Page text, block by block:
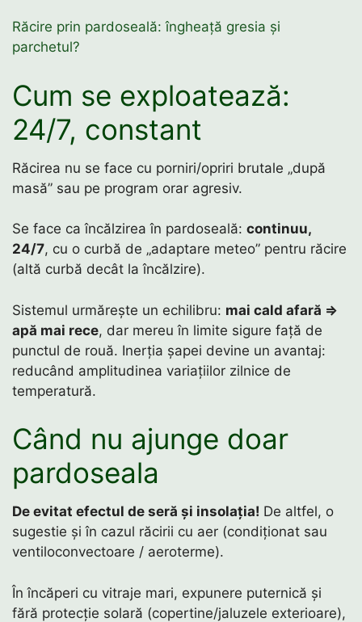
Răcire prin pardoseală: îngheață gresia și
parchetul?
Cum se exploatează:
24/7, constant
Răcirea nu se face cu porniri/opriri brutale „după
masă” sau pe program orar agresiv.
Se face ca încălzirea în pardoseală: continuu,
24/7, cu o curbă de „adaptare meteo” pentru răcire
(altă curbă decât la încălzire).
Sistemul urmărește un echilibru: mai cald afară ⇒
apă mai rece, dar mereu în limite sigure față de
punctul de rouă. Inerția șapei devine un avantaj:
reducând amplitudinea variațiilor zilnice de
temperatură.
Când nu ajunge doar
pardoseala
De evitat efectul de seră și insolația! De altfel, o
sugestie și în cazul răcirii cu aer (condiționat sau
ventiloconvectoare / aeroterme).
În încăperi cu vitraje mari, expunere puternică și
fără protecție solară (copertine/jaluzele exterioare),